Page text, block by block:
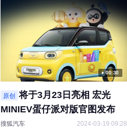
00:30
原创
将于3月23日亮相 宏光
MINIEV蛋仔派对版官图发布
搜狐汽车 2024-03-19 09:28